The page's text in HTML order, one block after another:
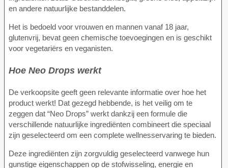
en andere natuurlijke bestanddelen.
Het is bedoeld voor vrouwen en mannen vanaf 18 jaar,
glutenvrij, bevat geen chemische toevoegingen en is geschikt
voor vegetariërs en veganisten.
Hoe Neo Drops werkt
De verkoopsite geeft geen relevante informatie over hoe het
product werkt! Dat gezegd hebbende, is het veilig om te
zeggen dat “Neo Drops” werkt dankzij een formule die
verschillende natuurlijke ingrediënten combineert die speciaal
zijn geselecteerd om een complete wellnesservaring te bieden.
Deze ingrediënten zijn zorgvuldig geselecteerd vanwege hun
gunstige eigenschappen op de stofwisseling, energie en